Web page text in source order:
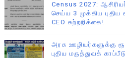
Census 2027:
செய்ய 3 முக்கிய புதிய
CEO சுற்றறிக்கை!
அரசு ஊழியர்களுக்கு
புதிய மருத்துவக்